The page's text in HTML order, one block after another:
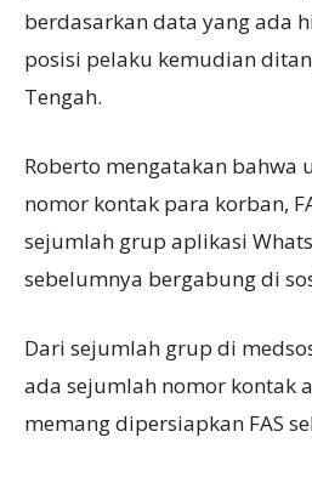
berdasarkan data yang ada
posisi pelaku kemudian
Tengah.
Roberto mengatakan bahwa
nomor kontak para korban,
sejumlah grup aplikasi
sebelumnya bergabung di
Dari sejumlah grup di
ada sejumlah nomor kontak
memang dipersiapkan FAS